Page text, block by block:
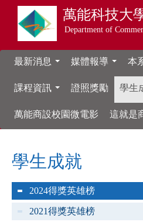
萬能科技大
Department of
最新消息 媒體報導 本
課程資訊 證照獎勵 學生
萬能商設校園微電影 這就是
學生成就
2024得獎英雄榜
2021得獎英雄榜